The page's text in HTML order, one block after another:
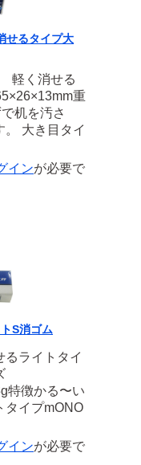
せるタイプ大
軽く消せる
重
机を汚さ
大き目タイ
インが必要で
S消ゴム
るライトタイ
特徴かる〜い
タイプmONO
インが必要で